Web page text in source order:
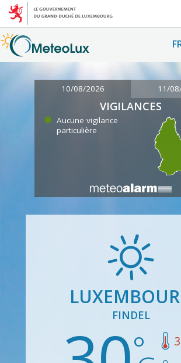
10/08/2026 11/
VIGILANCES
Aucune vigilance
particulière
FINDEL